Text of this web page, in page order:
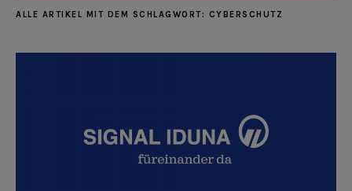
ALLE ARTIKEL MIT DEM SCHLAGWORT: CYBERSCHUTZ